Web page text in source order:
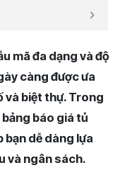
mã đa dạng và độ
càng được ưa
và biệt thự. Trong
báo giá tủ
bạn dễ dàng lựa
và ngân sách.